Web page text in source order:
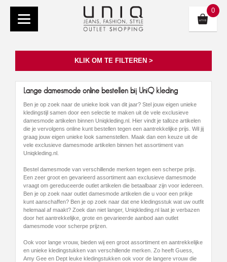
0
KLIK OM TE FILTEREN >
Lange damesmode online bestellen bij UniQ kleding
Ben je op zoek naar de unieke look van dit jaar? Stel jouw eigen unieke
kledingstijl samen door een selectie te maken uit de vele exclusieve
damesmode artikelen binnen Uniqkleding.nl. Hier vindt je talloze artikelen
die je vervolgens online kunt bestellen tegen een aantrekkelijke prijs. Wil jij
graag jouw eigen unieke look samenstellen. Maak dan een keuze uit de
vele exclusieve damesmode artikelen binnen het assortiment van
Uniqkleding.nl.
Bestel damesmode van verschillende merken tegen een scherpe prijs.
Een zeer groot en gevarieerd assortiment aan exclusieve damesmode
vraagt om gereduceerde outlet artikelen die betaalbaar zijn voor iedereen.
Ben je op zoek naar outlet damesmode artikelen die u voor een prikje
kunt aanschaffen? Ben je op zoek naar dat ene kledingsstuk wat uw outfit
helemaal af maakt? Zoek dan niet langer, Uniqkleding.nl laat je verbazen
door het aantrekkelijke, grote en gevarieerde aanbod aan outlet
damesmode voor scherpe prijzen.
Ook voor lange vrouw, bieden wij een groot assortiment en aantrekkelijke
en unieke kledingstukken van verschillende merken. Zo heeft Guess,
Amy Gee en Dept leuke kledingstukken ook voor de langere vrouw die